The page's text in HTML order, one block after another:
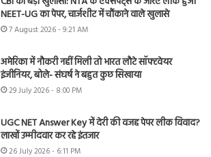
NEET-UG का पेपर, चार्जशीट में चौंकाने वाले खुलासे
7 August 2026 - 9:21 AM
अमेरिका में नौकरी नहीं मिली तो भारत लौटे सॉफ्टवेयर
इंजीनियर, बोले- संघर्ष ने बहुत कुछ सिखाया
29 July 2026 - 8:00 PM
UGC NET Answer Key में देरी की वजह पेपर लीक विवाद?
लाखों उम्मीदवार कर रहे इंतजार
26 July 2026 - 6:11 PM